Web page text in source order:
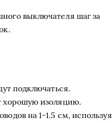
выключателя шаг за
подключаться.
хорошую изоляцию.
на 1-1.5 см, используя